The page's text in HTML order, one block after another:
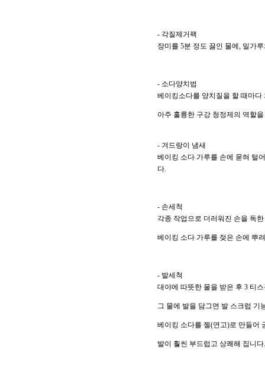
- 각질제거팩
장미를 5분 정도 끓인 물에, 밀가
- 소다양치법
베이킹소다를 양치질을 할 때마
아주 훌륭한 구강 청정제의 역할
- 겨드랑이 냄새
베이킹 소다 가루를 손에 묻혀 털
다.
- 손세척
각종 작업으로 더러워진 손을 독
베이킹 소다 가루를 젖은 손에 뿌
- 발세척
대야에 따뜻한 물을 받은 후 3 티
그 물에 발을 담그면 발 스크럽 기
베이킹 소다를 젤(연고)로 만들어
발이 훨씬 부드럽고 상쾌해 집니다.